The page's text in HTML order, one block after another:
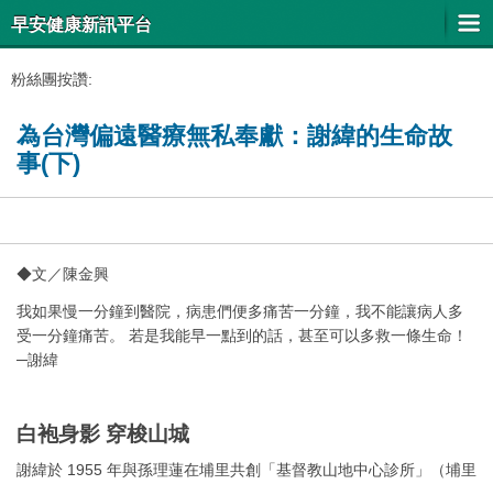
早安健康新訊平台
粉絲團按讚:
為台灣偏遠醫療無私奉獻：謝緯的生命故
事(下)
◆文／陳金興
我如果慢一分鐘到醫院，病患們便多痛苦一分鐘，我不能讓病人多
受一分鐘痛苦。 若是我能早一點到的話，甚至可以多救一條生命！
─謝緯
白袍身影 穿梭山城
謝緯於 1955 年與孫理蓮在埔里共創「基督教山地中心診所」（埔里